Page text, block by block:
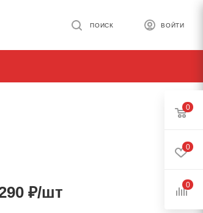
ВОЙТИ
ПОИСК
₽/шт
0
0
0